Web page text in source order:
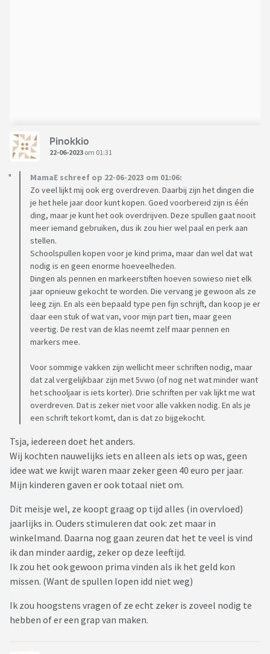
Pinokkio
22-06-2023 om 01:31
MamaE schreef op 22-06-2023 om 01:06:
Zo veel lijkt mij ook erg overdreven. Daarbij zijn het dingen die
je het hele jaar door kunt kopen. Goed voorbereid zijn is één
ding, maar je kunt het ook overdrijven. Deze spullen gaat nooit
meer iemand gebruiken, dus ik zou hier wel paal en perk aan
stellen.
Schoolspullen kopen voor je kind prima, maar dan wel dat wat
nodig is en geen enorme hoeveelheden.
Dingen als pennen en markeerstiften hoeven sowieso niet elk
jaar opnieuw gekocht te worden. Die vervang je gewoon als ze
leeg zijn. En als een bepaald type pen fijn schrijft, dan koop je er
daar een stuk of wat van, voor mijn part tien, maar geen
veertig. De rest van de klas neemt zelf maar pennen en
markers mee.
Voor sommige vakken zijn wellicht meer schriften nodig, maar
dat zal vergelijkbaar zijn met 5vwo (of nog net wat minder want
het schooljaar is iets korter). Drie schriften per vak lijkt me wat
overdreven. Dat is zeker niet voor alle vakken nodig. En als je
een schrift tekort komt, dan is dat zo bijgekocht.
Tsja, iedereen doet het anders.
Wij kochten nauwelijks iets en alleen als iets op was, geen
idee wat we kwijt waren maar zeker geen 40 euro per jaar.
Mijn kinderen gaven er ook totaal niet om.
Dit meisje wel, ze koopt graag op tijd alles (in overvloed)
jaarlijks in. Ouders stimuleren dat ook: zet maar in
winkelmand. Daarna nog gaan zeuren dat het te veel is vind
ik dan minder aardig, zeker op deze leeftijd.
Ik zou het ook gewoon prima vinden als ik het geld kon
missen. (Want de spullen lopen idd niet weg)
Ik zou hoogstens vragen of ze echt zeker is zoveel nodig te
hebben of er een grap van maken.